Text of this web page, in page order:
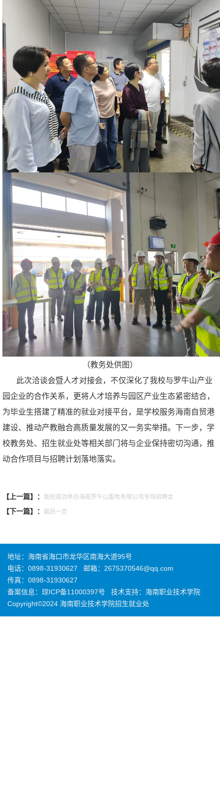
（教务处供图）
此次洽谈会暨人才对接会，不仅深化了我校与罗牛山产业
园企业的合作关系，更将人才培养与园区产业生态紧密结合，
为毕业生搭建了精准的就业对接平台，是学校服务海南自贸港
建设、推动产教融合高质量发展的又一务实举措。下一步，学
校教务处、招生就业处等相关部门将与企业保持密切沟通，推
动合作项目与招聘计划落地落实。
【上一篇】： 我校成功举办海南罗牛山畜牧有限公司专场招聘会
【下一篇】： 最后一页
地址：海南省海口市龙华区南海大道95号
电话：0898-31930627
邮箱：2675370546@qq.com
传真：0898-31930627
备案信息： 琼ICP备11000397号
技术支持：海南职业技术学院
Copyright©2024 海南职业技术学院招生就业处